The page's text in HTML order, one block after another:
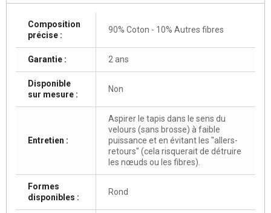
Composition
précise :
90% Coton - 10% Autres fibres
Garantie : 2 ans
Disponible
sur mesure :
Non
Entretien :
Aspirer le tapis dans le sens du
velours (sans brosse) à faible
puissance et en évitant les "allers-
retours" (cela risquerait de détruire
les nœuds ou les fibres).
Formes
disponibles :
Rond